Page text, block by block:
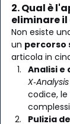
2. Qual è
eliminare
Non esiste
un percorso
articola in
Analisi e
X‑Analysis
codice, le
Pulizia